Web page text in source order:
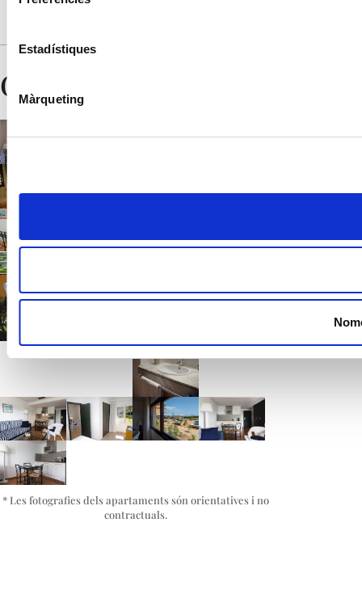
Estadístiques
Màrqueting
Galeria
* Les fotografies dels apartaments són orientatives i no
contractuals.